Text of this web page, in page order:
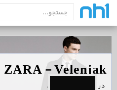
‏ در نوین همراه است.